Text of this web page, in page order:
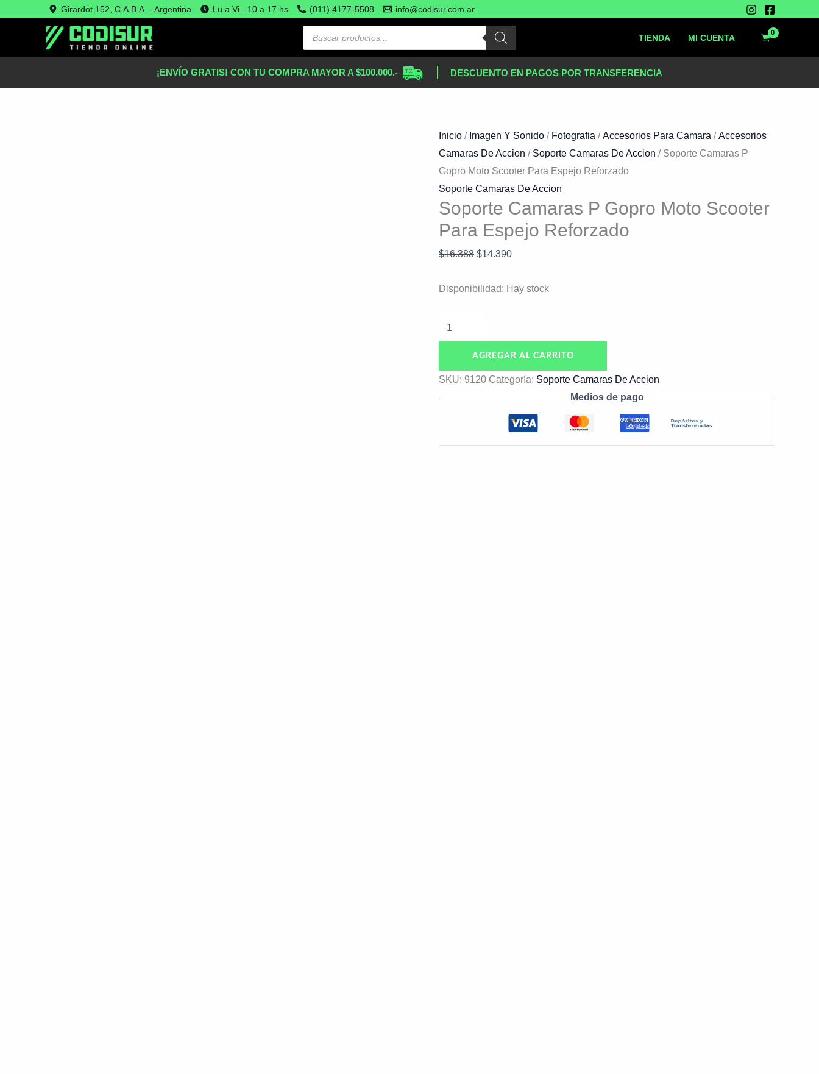
Girardot 152, C.A.B.A. - Argentina Lu a Vi - 10 a 17 hs (011) 4177-5508 info@codisur.com.ar
TIENDA MI CUENTA
¡ENVÍO GRATIS! CON TU COMPRA MAYOR A $100.000.- DESCUENTO EN PAGOS POR TRANSFERENCIA
Oferta!
Inicio / Imagen Y Sonido / Fotografia /Accesorios Para Camara /Accesorios
Camaras De Accion / Soporte Camaras De Accion / Soporte Camaras P
Gopro Moto Scooter Para Espejo Reforzado
Soporte Camaras De Accion
Soporte Camaras P Gopro Moto Scooter
Para Espejo Reforzado
$16.388
precio
original
$16.388.
$14.390
precio
$14.390.
Disponibilidad: Hay stock
Soporte
Camaras
Moto
Espejo
Reforzado
cantidad
AGREGAR AL CARRITO
SKU: 9120 Categoría: Soporte Camaras De Accion
Medios de pago